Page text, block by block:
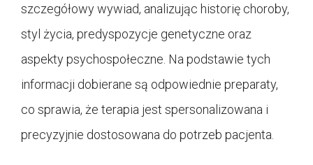
szczegółowy wywiad, analizując historię choroby,
styl życia, predyspozycje genetyczne oraz
aspekty psychospołeczne. Na podstawie tych
informacji dobierane są odpowiednie preparaty,
co sprawia, że terapia jest spersonalizowana i
precyzyjnie dostosowana do potrzeb pacjenta.